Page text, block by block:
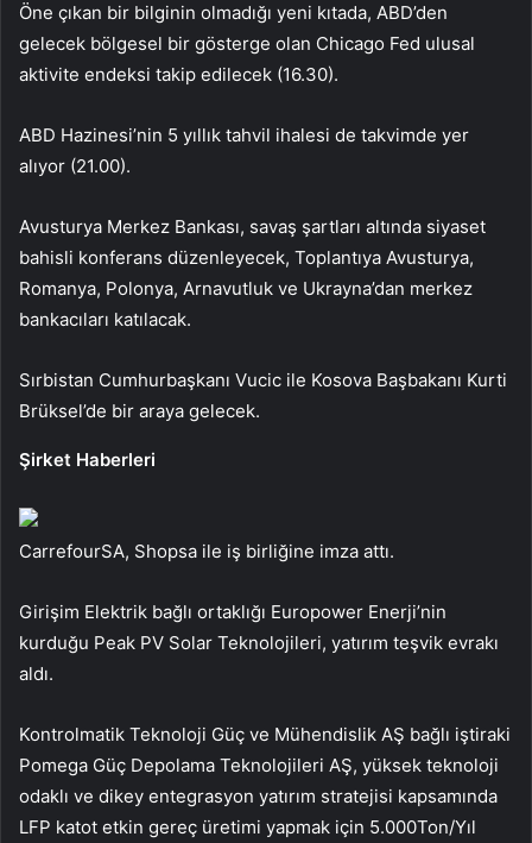
Öne çıkan bir bilginin olmadığı yeni kıtada, ABD’den
gelecek bölgesel bir gösterge olan Chicago Fed ulusal
aktivite endeksi takip edilecek (16.30).
ABD Hazinesi’nin 5 yıllık tahvil ihalesi de takvimde yer
alıyor (21.00).
Avusturya Merkez Bankası, savaş şartları altında siyaset
bahisli konferans düzenleyecek, Toplantıya Avusturya,
Romanya, Polonya, Arnavutluk ve Ukrayna’dan merkez
bankacıları katılacak.
Sırbistan Cumhurbaşkanı Vucic ile Kosova Başbakanı Kurti
Brüksel’de bir araya gelecek.
Şirket Haberleri
CarrefourSA, Shopsa ile iş birliğine imza attı.
Girişim Elektrik bağlı ortaklığı Europower Enerji’nin
kurduğu Peak PV Solar Teknolojileri, yatırım teşvik evrakı
aldı.
Kontrolmatik Teknoloji Güç ve Mühendislik AŞ bağlı iştiraki
Pomega Güç Depolama Teknolojileri AŞ, yüksek teknoloji
odaklı ve dikey entegrasyon yatırım stratejisi kapsamında
LFP katot etkin gereç üretimi yapmak için 5.000Ton/Yıl